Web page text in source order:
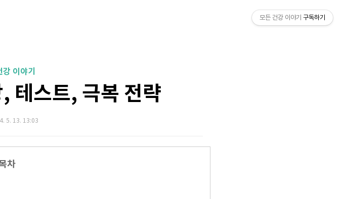
이야기
테스트, 극복 전략
5. 13. 13:03
차
모든 건강 이야기 구독하기